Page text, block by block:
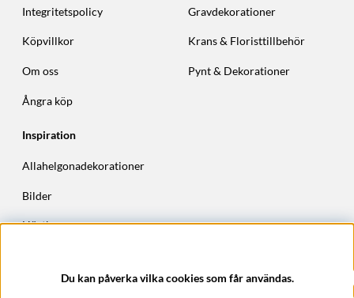
Integritetspolicy
Köpvillkor
Om oss
Ångra köp
Gravdekorationer
Krans & Floristtillbehör
Pynt & Dekorationer
Inspiration
Allahelgonadekorationer
Bilder
Höstkransar
Du kan påverka vilka cookies som får användas.